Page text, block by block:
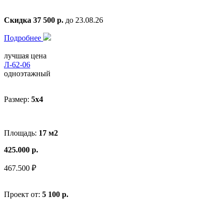
Скидка 37 500 р. до 23.08.26
Подробнее
лучшая цена
Л-62-06
одноэтажный
Размер: 5x4
Площадь: 17 м2
425.000 р.
467.500 ₽
Проект от: 5 100 р.